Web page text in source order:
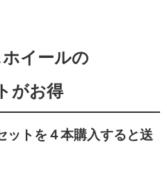
イールの
がお得
ットを４本購入すると送